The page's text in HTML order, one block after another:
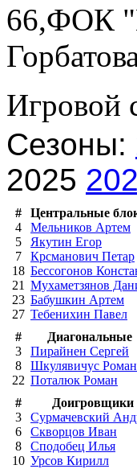
66,ФОК
Игровой
Сезоны:
2025
# Центральные
4
Мельников Артем
5
Якутин Егор
7
Крсманович Петар
18 Бессогонов
21 Мухаметзянов
23 Бабушкин Артем
27 Тебенихин Павел
#
Диагональные
3
Пирайнен Сергей
8
Шкулявичус
22 Поталюк Роман
#
Доигровщики
3
Сурмачевский
6
Скворцов Иван
8
Сподобец Илья
10 Урсов Кирилл